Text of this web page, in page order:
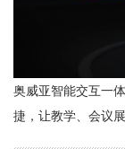
奥威亚智能交互一
捷，让教学、会议展